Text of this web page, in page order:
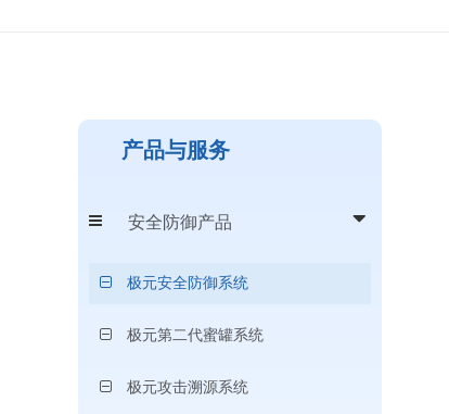
产品与服务
安全防御产品
极元安全防御系统
极元第二代蜜罐系统
极元攻击溯源系统